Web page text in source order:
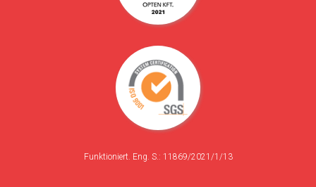
Funktioniert. Eng. S.: 11869/2021/1/13